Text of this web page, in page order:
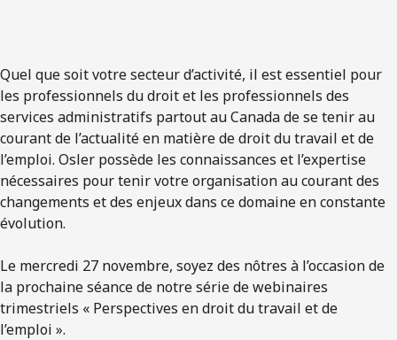
Quel que soit votre secteur d’activité, il est essentiel pour
les professionnels du droit et les professionnels des
services administratifs partout au Canada de se tenir au
courant de l’actualité en matière de droit du travail et de
l’emploi. Osler possède les connaissances et l’expertise
nécessaires pour tenir votre organisation au courant des
changements et des enjeux dans ce domaine en constante
évolution.
Le mercredi 27 novembre, soyez des nôtres à l’occasion de
la prochaine séance de notre série de webinaires
trimestriels « Perspectives en droit du travail et de
l’emploi ».